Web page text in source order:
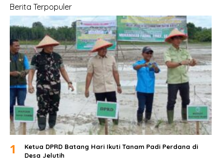
Berita Terpopuler
1
Ketua DPRD Batang Hari Ikuti Tanam Padi Perdana di
Desa Jelutih